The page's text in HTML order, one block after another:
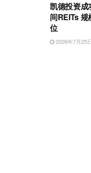
凯德投资成
间REITs
位
2026年7月25日